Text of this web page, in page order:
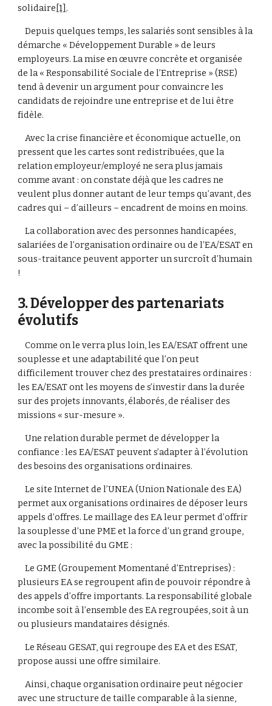
solidaire [1] .
    Depuis quelques temps, les salariés sont sensibles à la
démarche « Développement Durable » de leurs
employeurs. La mise en œuvre concrète et organisée
de la « Responsabilité Sociale de l’Entreprise » (RSE)
tend à devenir un argument pour convaincre les
candidats de rejoindre une entreprise et de lui être
fidèle.
    Avec la crise financière et économique actuelle, on
pressent que les cartes sont redistribuées, que la
relation employeur/employé ne sera plus jamais
comme avant : on constate déjà que les cadres ne
veulent plus donner autant de leur temps qu’avant, des
cadres qui – d’ailleurs – encadrent de moins en moins.
    La collaboration avec des personnes handicapées,
salariées de l’organisation ordinaire ou de l’EA/ESAT en
sous-traitance peuvent apporter un surcroît d’humain
!
3. Développer des partenariats
évolutifs
    Comme on le verra plus loin, les EA/ESAT offrent une
souplesse et une adaptabilité que l’on peut
difficilement trouver chez des prestataires ordinaires :
les EA/ESAT ont les moyens de s’investir dans la durée
sur des projets innovants, élaborés, de réaliser des
missions « sur-mesure ».
    Une relation durable permet de développer la
confiance : les EA/ESAT peuvent s’adapter à l’évolution
des besoins des organisations ordinaires.
    Le site Internet de l’UNEA (Union Nationale des EA)
permet aux organisations ordinaires de déposer leurs
appels d’offres. Le maillage des EA leur permet d’offrir
la souplesse d’une PME et la force d’un grand groupe,
avec la possibilité du GME :
    Le GME (Groupement Momentané d’Entreprises) :
plusieurs EA se regroupent afin de pouvoir répondre à
des appels d’offre importants. La responsabilité globale
incombe soit à l’ensemble des EA regroupées, soit à un
ou plusieurs mandataires désignés.
    Le Réseau GESAT, qui regroupe des EA et des ESAT,
propose aussi une offre similaire.
    Ainsi, chaque organisation ordinaire peut négocier
avec une structure de taille comparable à la sienne,